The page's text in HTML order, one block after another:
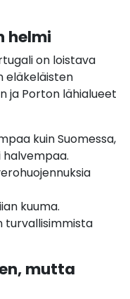
helmi
on loistava
eläkeläisten
ja Porton lähialueet
kuin Suomessa,
kuuma.
turvallisimmista
mutta